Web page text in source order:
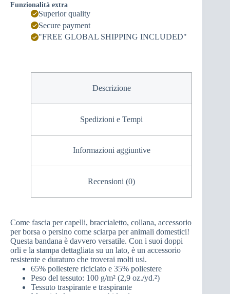
Funzionalità extra
Superior quality
Secure payment
"FREE GLOBAL SHIPPING INCLUDED"
Descrizione
Spedizioni e Tempi
Informazioni aggiuntive
Recensioni (0)
Come fascia per capelli, braccialetto, collana, accessorio
per borsa o persino come sciarpa per animali domestici!
Questa bandana è davvero versatile. Con i suoi doppi
orli e la stampa dettagliata su un lato, è un accessorio
resistente e duraturo che troverai molti usi.
65% poliestere riciclato e 35% poliestere
Peso del tessuto: 100 g/m² (2,9 oz./yd.²)
Tessuto traspirante e traspirante